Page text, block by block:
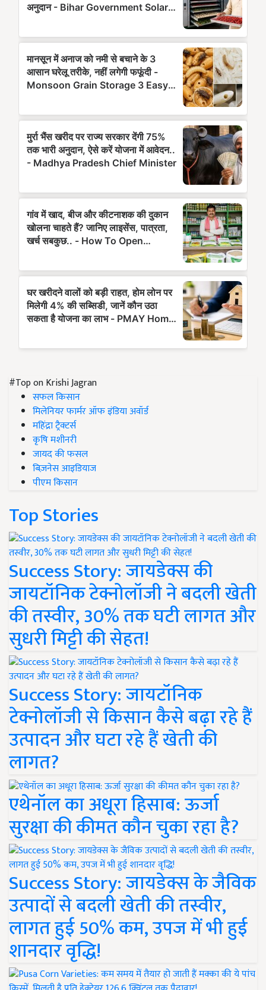
#Top on Krishi Jagran
सफल किसान
मिलेनियर फार्मर ऑफ इंडिया अवॉर्ड
महिंद्रा ट्रैक्टर्स
कृषि मशीनरी
जायद की फसल
बिज़नेस आइडियाज
पीएम किसान
Top Stories
Success Story: जायडेक्स की
जायटॉनिक टेक्नोलॉजी ने बदली खेती
की तस्वीर, 30% तक घटी लागत और
सुधरी मिट्टी की सेहत!
Success Story: जायटॉनिक
टेक्नोलॉजी से किसान कैसे बढ़ा रहे हैं
उत्पादन और घटा रहे हैं खेती की
लागत?
एथेनॉल का अधूरा हिसाब: ऊर्जा
सुरक्षा की कीमत कौन चुका रहा है?
Success Story: जायडेक्स के जैविक
उत्पादों से बदली खेती की तस्वीर,
लागत हुई 50% कम, उपज में भी हुई
शानदार वृद्धि!